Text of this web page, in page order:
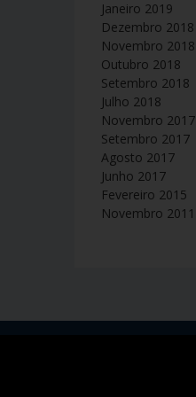
Janeiro 2019
Dezembro 2018
Novembro 2018
Outubro 2018
Setembro 2018
Julho 2018
Novembro 2017
Setembro 2017
Agosto 2017
Junho 2017
Fevereiro 2015
Novembro 2011